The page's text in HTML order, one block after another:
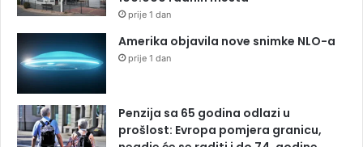
prije 1 dan
Amerika objavila nove snimke NLO-a
prije 1 dan
Penzija sa 65 godina odlazi u
prošlost: Evropa pomjera granicu,